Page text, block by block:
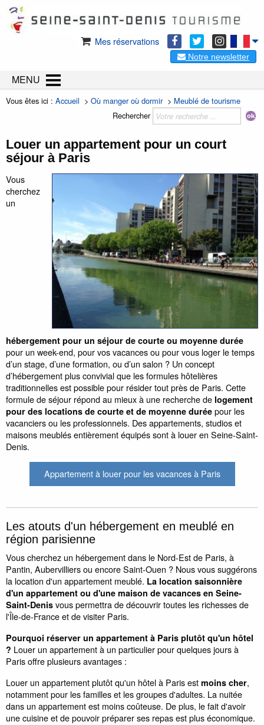
Mes réservations
Notre newsletter
MENU
Vous êtes ici : Accueil > Où manger où dormir> Meublé de tourisme
Rechercher
Louer un appartement pour un court
séjour à Paris
Vous
cherchez
un
hébergement pour un séjour de courte ou moyenne durée
pour un week-end, pour vos vacances ou pour vous loger le temps
d’un stage, d’une formation, ou d’un salon ? Un concept
d’hébergement plus convivial que les formules hôtelières
traditionnelles est possible pour résider tout près de Paris. Cette
formule de séjour répond au mieux à une recherche de logement
pour des locations de courte et de moyenne durée pour les
vacanciers ou les professionnels. Des appartements, studios et
maisons meublés entièrement équipés sont à louer en Seine-Saint-
Denis.
Appartement à louer pour les vacances à Paris
Les atouts d'un hébergement en meublé en
région parisienne
Vous cherchez un hébergement dans le Nord-Est de Paris, à
Pantin, Aubervilliers ou encore Saint-Ouen ? Nous vous suggérons
la location d'un appartement meublé. La location saisonnière
d'un appartement ou d'une maison de vacances en Seine-
Saint-Denis vous permettra de découvrir toutes les richesses de
l'Île-de-France et de visiter Paris.
Pourquoi réserver un appartement à Paris plutôt qu'un hôtel
? Louer un appartement à un particulier pour quelques jours à
Paris offre plusieurs avantages :
Louer un appartement plutôt qu'un hôtel à Paris est moins cher,
notamment pour les familles et les groupes d'adultes. La nuitée
dans un appartement est moins coûteuse. De plus, le fait d'avoir
une cuisine et de pouvoir préparer ses repas est plus économique.